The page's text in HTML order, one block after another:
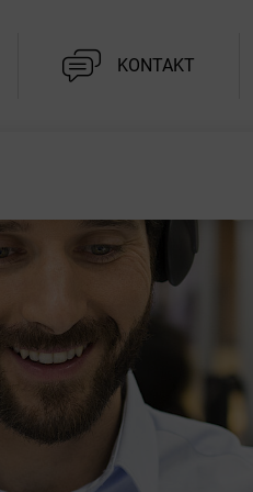
KONTAKT